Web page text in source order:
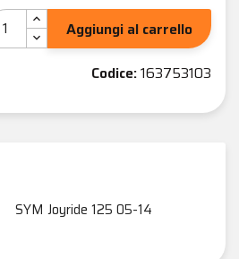
Aggiungi al carrello
Codice:163753103
SYM Joyride 125 05-14